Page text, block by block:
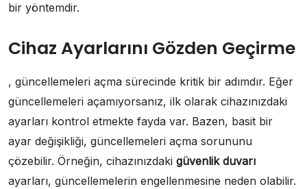
bir yöntemdir.
Cihaz Ayarlarını Gözden Geçirme
, güncellemeleri açma sürecinde kritik bir adımdır. Eğer
güncellemeleri açamıyorsanız, ilk olarak cihazınızdaki
ayarları kontrol etmekte fayda var. Bazen, basit bir
ayar değişikliği, güncellemeleri açma sorununu
çözebilir. Örneğin, cihazınızdaki güvenlik duvarı
ayarları, güncellemelerin engellenmesine neden olabilir.